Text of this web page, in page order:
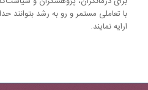
با تعاملی مستمر و رو به رشد بتوانند
ارایه نمایند.